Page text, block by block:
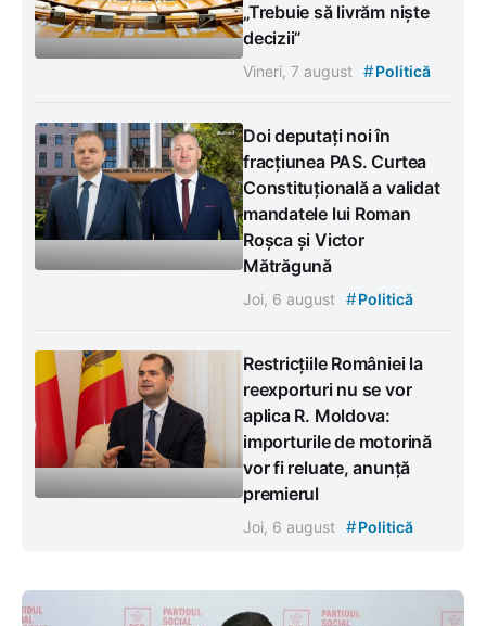
„Trebuie să livrăm niște
decizii”
Vineri, 7 august #Politică
Doi deputați noi în
fracțiunea PAS. Curtea
Constituțională a validat
mandatele lui Roman
Roșca și Victor
Mătrăgună
Joi, 6 august #Politică
Restricțiile României la
reexporturi nu se vor
aplica R. Moldova:
importurile de motorină
vor fi reluate, anunță
premierul
Joi, 6 august #Politică